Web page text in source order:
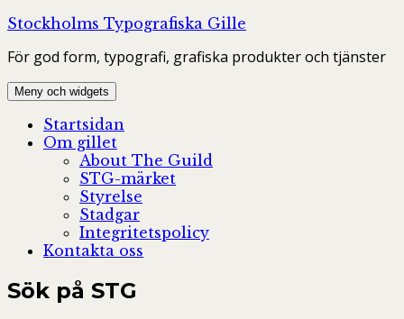
Hoppa
innehåll
Stockholms Typografiska Gille
För god form, typografi, grafiska produkter och tjänster
Meny och widgets
Startsidan
Om gillet
About The Guild
STG-märket
Styrelse
Stadgar
Integritetspolicy
Kontakta oss
Sök på STG